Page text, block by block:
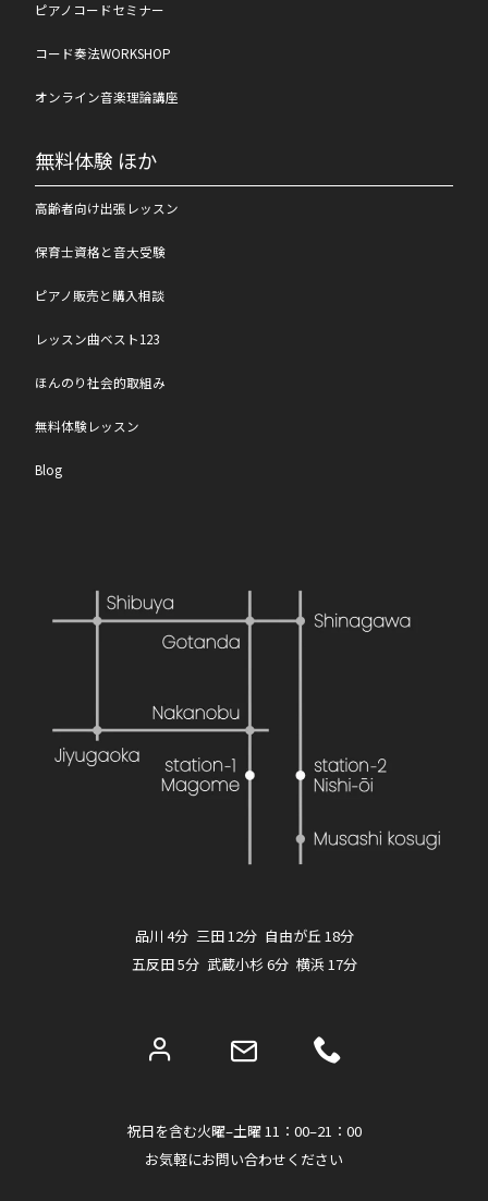
ピアノコードセミナー
コード奏法WORKSHOP
オンライン音楽理論講座
無料体験 ほか
高齢者向け出張レッスン
保育士資格と音大受験
ピアノ販売と購入相談
レッスン曲ベスト123
ほんのり社会的取組み
無料体験レッスン
Blog
品川 4分 三田 12分 自由が丘 18分
五反田 5分 武蔵小杉 6分 横浜 17分
祝日を含む火曜–土曜 11：00–21：00
お気軽にお問い合わせください